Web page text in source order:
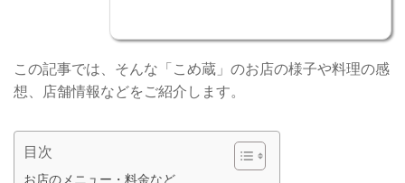
この記事では、そんな「こめ蔵」のお店の様子や料理の感
想、店舗情報などをご紹介します。
目次
お店のメニュー・料金など